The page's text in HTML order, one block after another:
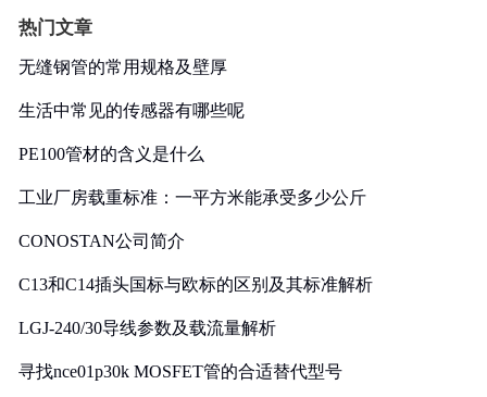
热门文章
无缝钢管的常用规格及壁厚
生活中常见的传感器有哪些呢
PE100管材的含义是什么
工业厂房载重标准：一平方米能承受多少公斤
CONOSTAN公司简介
C13和C14插头国标与欧标的区别及其标准解析
LGJ-240/30导线参数及载流量解析
寻找nce01p30k MOSFET管的合适替代型号